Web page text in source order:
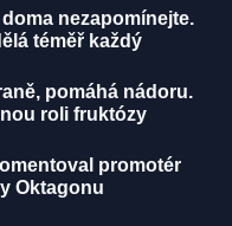
nezapomínejte.
téměř každý
pomáhá nádoru.
roli fruktózy
promotér
Oktagonu